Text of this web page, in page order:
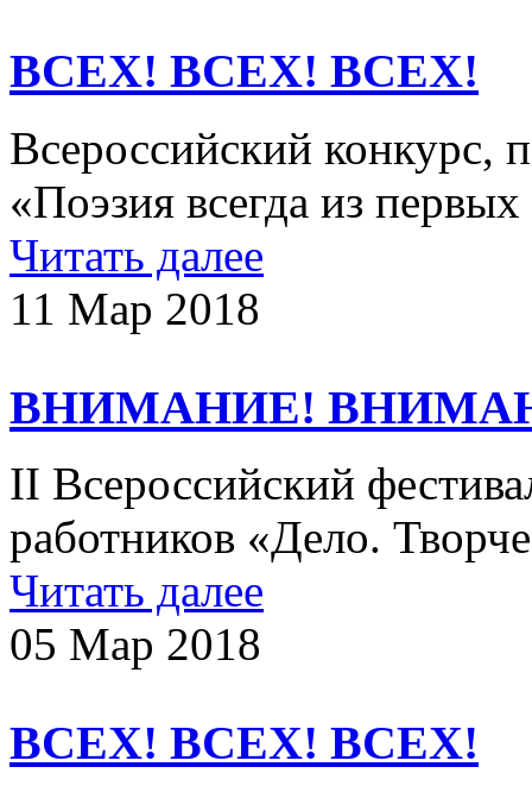
ВСЕХ! ВСЕХ! ВСЕХ!
Всероссийский
«Поэзия всегда из
Читать далее
11 Мар 2018
ВНИМАНИЕ!
II Всероссийский
работников «Дело.
Читать далее
05 Мар 2018
ВСЕХ! ВСЕХ! ВСЕХ!